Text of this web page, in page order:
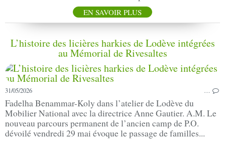
EN SAVOIR PLUS
L’histoire des licières harkies de Lodève intégrées
au Mémorial de Rivesaltes
31/05/2026 …
Fadelha Benammar-Koly dans l’atelier de Lodève du
Mobilier National avec la directrice Anne Gautier. A.M. Le
nouveau parcours permanent de l’ancien camp de P.O.
dévoilé vendredi 29 mai évoque le passage de familles...